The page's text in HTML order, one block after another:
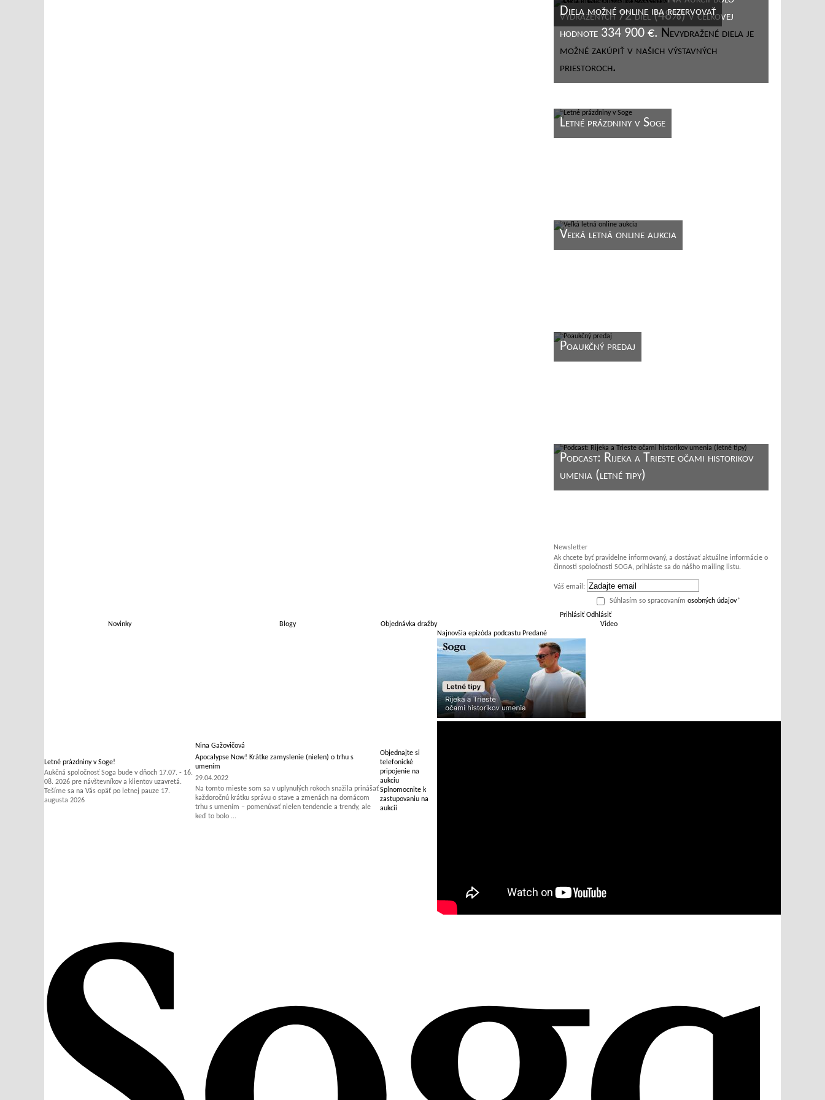
vydražených 72 diel (48%) v celkovej
hodnote 334 900 €. Nevydražené diela je
možné zakúpiť v našich výstavných
priestoroch.
Diela možné online iba rezervovať
Letné prázdniny v Soge
Veľká letná online aukcia
Poaukčný predaj
Podcast: Rijeka a Trieste očami historikov
umenia (letné tipy)
Newsletter
Ak chcete byť pravidelne informovaný, a dostávať aktuálne informácie o
činnosti spoločnosti SOGA, prihláste sa do nášho mailing listu.
Váš email:
Súhlasím so spracovaním osobných údajov*
Prihlásiť Odhlásiť
Novinky
Blogy Objednávka dražby Video
Letné prázdniny v Soge!
Aukčná spoločnosť Soga bude v dňoch 17.07. - 16.
08. 2026 pre návštevníkov a klientov uzavretá.
Tešíme sa na Vás opäť po letnej pauze 17.
augusta 2026
Nina Gažovičová
Apocalypse Now! Krátke zamyslenie (nielen) o trhu s
umením
29.04.2022
Na tomto mieste som sa v uplynulých rokoch snažila prinášať
každoročnú krátku správu o stave a zmenách na domácom
trhu s umením – pomenúvať nielen tendencie a trendy, ale
keď to bolo ...
Objednajte si
telefonické
pripojenie na
aukciu
Splnomocnite k
zastupovaniu na
aukcii
Najnovšia epizóda podcastu Predané